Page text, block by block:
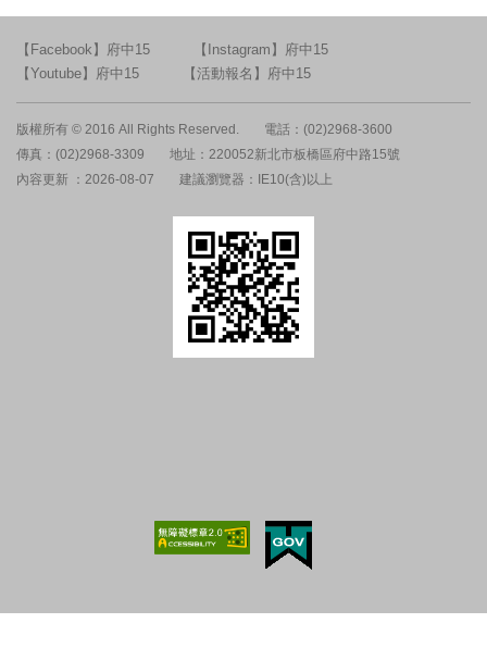
【Facebook】府中15
【Instagram】府中15
【Youtube】府中15
【活動報名】府中15
版權所有 © 2016 All Rights Reserved.
電話：(02)2968-3600
傳真：(02)2968-3309
地址：220052新北市板橋區府中路15號
內容更新 ：2026-08-07
建議瀏覽器：IE10(含)以上